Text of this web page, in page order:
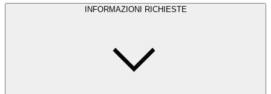
INFORMAZIONI RICHIESTE